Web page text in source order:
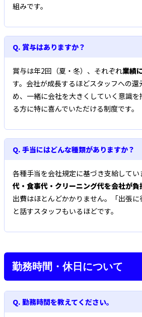
組みです。
Q. 賞与はありますか？
賞与は年2回（夏・冬）、それぞれ業績
す。会社が成長するほどスタッフへの
め、一緒に会社を大きくしていく意識
る方に特に喜んでいただける制度です。
Q. 手当にはどんな種類がありますか？
各種手当を会社規定に基づき支給して
代・食事代・クリーニング代を会社が負
出費はほとんどかかりません。「出張に
と話すスタッフもいるほどです。
勤務時間・休日について
Q. 勤務時間を教えてください。